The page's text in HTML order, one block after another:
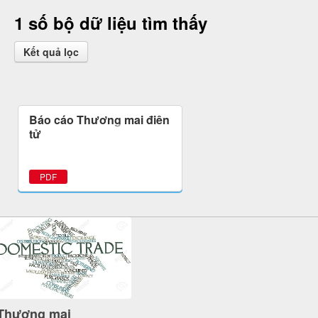
1 số bộ dữ liệu tìm thấy
Kết quả lọc
Báo cáo Thương mại điện
tử
PDF
mại